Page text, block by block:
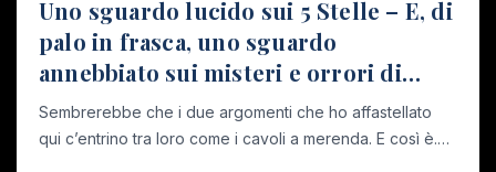
Uno sguardo lucido sui 5 Stelle – E, di
palo in frasca, uno sguardo
annebbiato sui misteri e orrori di
Trastevere
Sembrerebbe che i due argomenti che ho affastellato
qui c’entrino tra loro come i cavoli a merenda. E così è.…